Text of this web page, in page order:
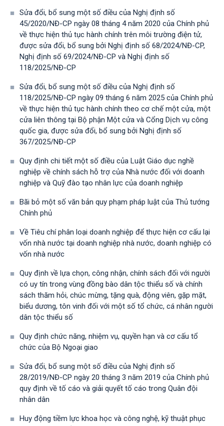
Sửa đổi, bổ sung một số điều của Nghị định số
45/2020/NĐ-CP ngày 08 tháng 4 năm 2020 của Chính phủ
về thực hiện thủ tục hành chính trên môi trường điện tử,
được sửa đổi, bổ sung bởi Nghị định số 68/2024/NĐ-CP,
Nghị định số 69/2024/NĐ-CP và Nghị định số
118/2025/NĐ-СР
Sửa đổi, bổ sung một số điều của Nghị định số
118/2025/NĐ-CP ngày 09 tháng 6 năm 2025 của Chính phủ
về thực hiện thủ tục hành chính theo cơ chế một cửa, một
cửa liên thông tại Bộ phận Một cửa và Cổng Dịch vụ công
quốc gia, được sửa đổi, bổ sung bởi Nghị định số
367/2025/NĐ-СР
Quy định chi tiết một số điều của Luật Giáo dục nghề
nghiệp về chính sách hỗ trợ của Nhà nước đối với doanh
nghiệp và Quỹ đào tạo nhân lực của doanh nghiệp
Bãi bỏ một số văn bản quy phạm pháp luật của Thủ tướng
Chính phủ
Về Tiêu chí phân loại doanh nghiệp để thực hiện cơ cấu lại
vốn nhà nước tại doanh nghiệp nhà nước, doanh nghiệp có
vốn nhà nước
Quy định về lựa chọn, công nhận, chính sách đối với người
có uy tín trong vùng đồng bào dân tộc thiểu số và chính
sách thăm hỏi, chúc mừng, tặng quà, động viên, gặp mặt,
biểu dương, tôn vinh đối với một số tổ chức, cá nhân người
dân tộc thiểu số
Quy định chức năng, nhiệm vụ, quyền hạn và cơ cấu tổ
chức của Bộ Ngoại giao
Sửa đổi, bổ sung một số điều của Nghị định số
28/2019/NĐ-CР ngày 20 tháng 3 năm 2019 của Chính phủ
quy định về tố cáo và giải quyết tố cáo trong Quân đội
nhân dân
Huy động tiềm lực khoa học và công nghệ, kỹ thuật phục